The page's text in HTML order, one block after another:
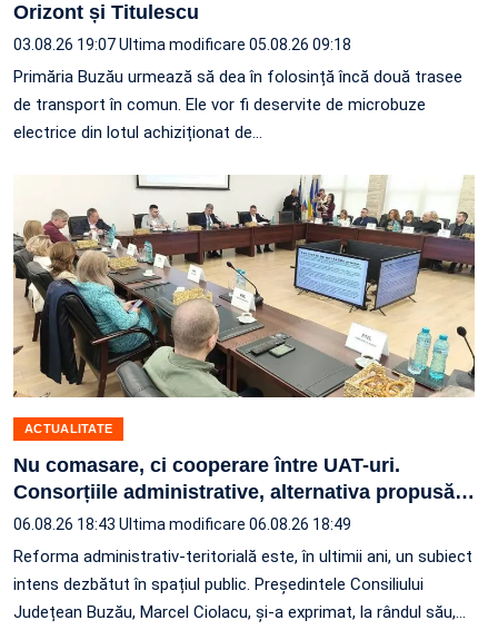
Orizont și Titulescu
03.08.26 19:07Ultima modificare 05.08.26 09:18
Primăria Buzău urmează să dea în folosință încă două trasee
de transport în comun. Ele vor fi deservite de microbuze
electrice din lotul achiziționat de…
ACTUALITATE
Nu comasare, ci cooperare între UAT-uri.
Consorțiile administrative, alternativa propusă…
06.08.26 18:43 Ultima modificare 06.08.26 18:49
Reforma administrativ-teritorială este, în ultimii ani, un subiect
intens dezbătut în spațiul public. Președintele Consiliului
Județean Buzău, Marcel Ciolacu, și-a exprimat, la rândul său,…